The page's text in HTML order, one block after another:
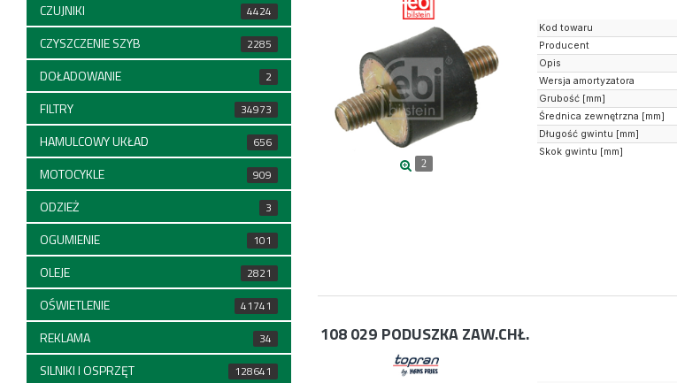
2
Kod towaru
Producent
Opis
Wersja amortyzatora
Grubość [mm]
Średnica zewnętrzna [mm]
Długość gwintu [mm]
Skok gwintu [mm]
108 029 PODUSZKA ZAW.CHŁ.
CZUJNIKI 4424
CZYSZCZENIE SZYB 2285
DOŁADOWANIE 2
FILTRY 34973
HAMULCOWY UKŁAD 656
MOTOCYKLE 909
ODZIEŻ 3
OGUMIENIE 101
OLEJE 2821
OŚWIETLENIE 41741
REKLAMA 34
SILNIKI I OSPRZĘT 128641